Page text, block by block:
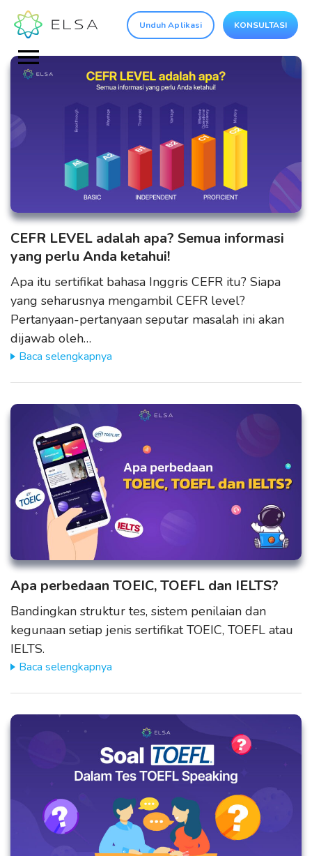
Unduh Aplikasi KONSULTASI
CEFR LEVEL adalah apa? Semua informasi
yang perlu Anda ketahui!
Apa itu sertifikat bahasa Inggris CEFR itu? Siapa
yang seharusnya mengambil CEFR level?
Pertanyaan-pertanyaan seputar masalah ini akan
dijawab oleh…
Baca selengkapnya
Apa perbedaan TOEIC, TOEFL dan IELTS?
Bandingkan struktur tes, sistem penilaian dan
kegunaan setiap jenis sertifikat TOEIC, TOEFL atau
IELTS.
Baca selengkapnya